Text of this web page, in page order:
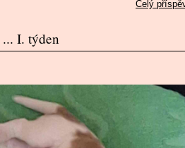
Celý
I. týden